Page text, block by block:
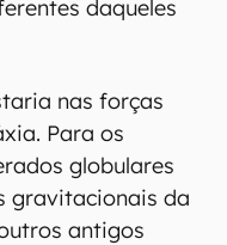
daqueles
nas forças
Para os
globulares
gravitacionais da
antigos